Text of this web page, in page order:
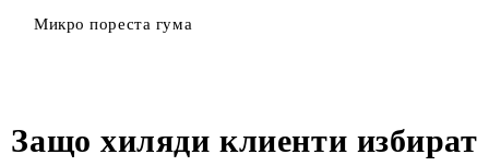
Микро пореста гума
Защо хиляди клиенти избират